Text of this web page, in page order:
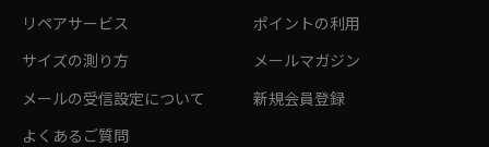
リペアサービス
サイズの測り方
メールの受信設定について
よくあるご質問
ポイントの利用
メールマガジン
新規会員登録